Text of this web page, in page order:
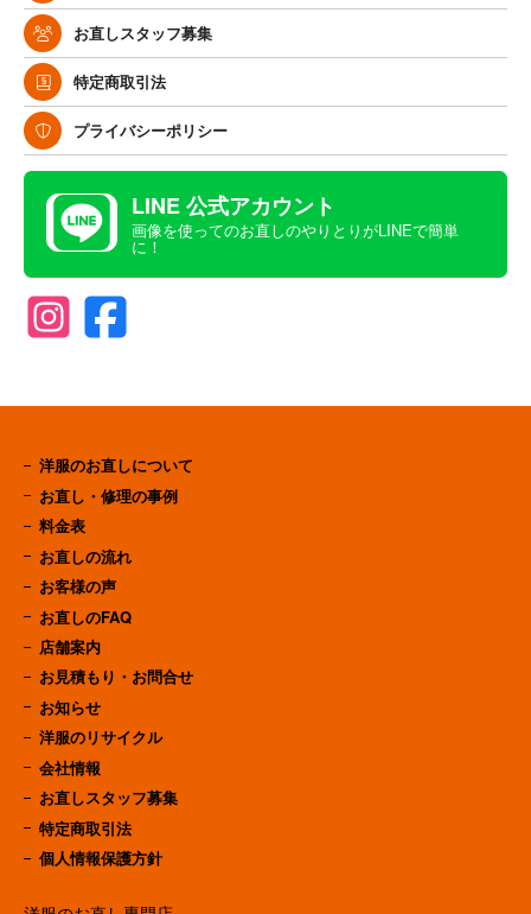
お直しスタッフ募集
特定商取引法
プライバシーポリシー
LINE 公式アカウント
画像を使ってのお直しのやりとりがLINEで簡単
に！
洋服のお直しについて
お直し・修理の事例
料金表
お直しの流れ
お客様の声
お直しのFAQ
店舗案内
お見積もり・お問合せ
お知らせ
洋服のリサイクル
会社情報
お直しスタッフ募集
特定商取引法
個人情報保護方針